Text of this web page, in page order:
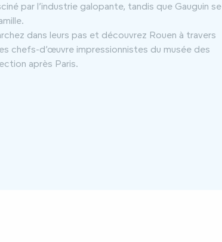
par l’industrie galopante, tandis que Gauguin se
dans leurs pas et découvrez Rouen à travers
chefs-d’œuvre impressionnistes du musée des
après Paris.